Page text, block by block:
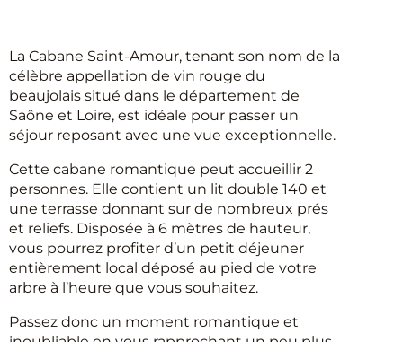
La Cabane Saint-Amour, tenant son nom de la
célèbre appellation de vin rouge du
beaujolais situé dans le département de
Saône et Loire, est idéale pour passer un
séjour reposant avec une vue exceptionnelle.
Cette cabane romantique peut accueillir 2
personnes. Elle contient un lit double 140 et
une terrasse donnant sur de nombreux prés
et reliefs. Disposée à 6 mètres de hauteur,
vous pourrez profiter d’un petit déjeuner
entièrement local déposé au pied de votre
arbre à l’heure que vous souhaitez.
Passez donc un moment romantique et